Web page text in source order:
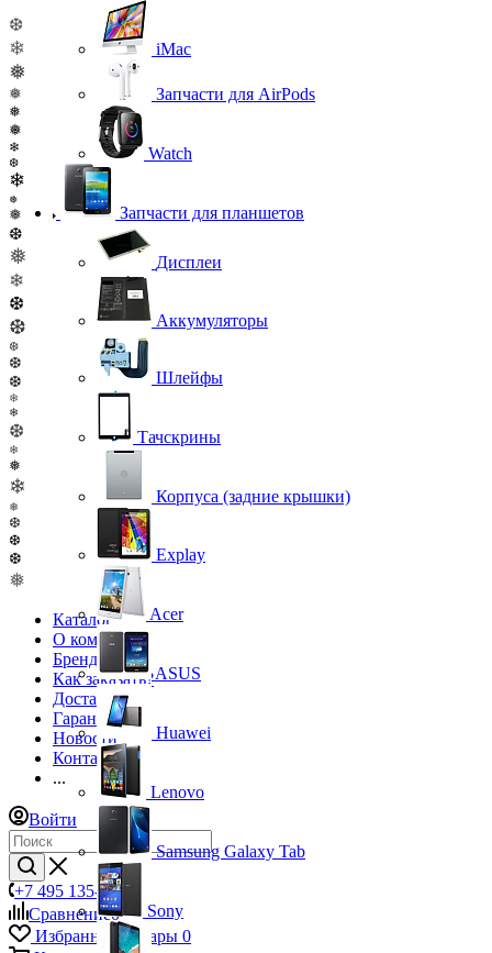
❆
❄
❅
❅
❅
❅
❄
❆
❄
❅
❅
❆
❅
❄
❆
❆
❆
❆
❆
❄
❄
❆
❄
❅
❄
❅
❆
❆
❆
❅
Каталог
О компании
Бренды
Как заказать?
Доставка
Гарантия
Новости
Контакты
...
Войти
+7 495 135-39-43
Сравнение0
Избранные товары 0
iMac
Запчасти для AirPods
Watch
Запчасти для планшетов
Дисплеи
Аккумуляторы
Шлейфы
Тачскрины
Корпуса (задние крышки)
Explay
Acer
ASUS
Huawei
Lenovo
Samsung Galaxy Tab
Sony